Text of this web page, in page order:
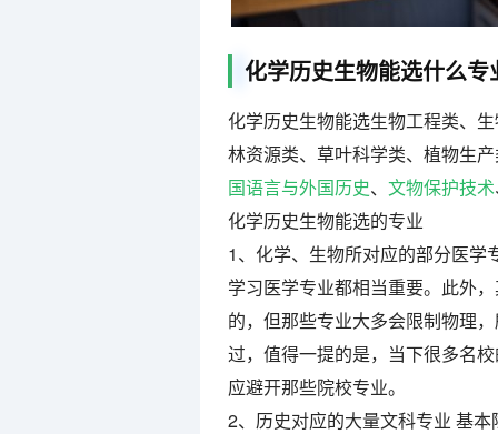
化学历史生物能选什么
化学历史生物能选生物工程类、
林资源类、草叶科学类、植物生
国语言与外国历史、 文物保护技术
化学历史生物能选的专业
1、化学、生物所对应的部分医学
学习医学专业都相当重要。此外
的，但那些专业大多会限制物理
过，值得一提的是，当下很多名
应避开那些院校专业。
2、历史对应的大量文科专业 基